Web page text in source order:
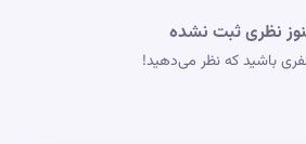
نظری ثبت نشده
باشید که نظر می‌دهید!